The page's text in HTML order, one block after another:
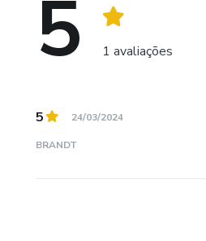
5 1 avaliações
5 24/03/2024
BRANDT